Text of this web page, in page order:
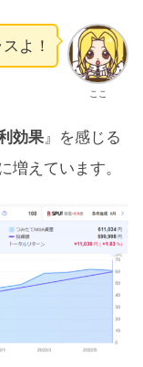
ここ
よ！
効果 』を感じる
増えています。